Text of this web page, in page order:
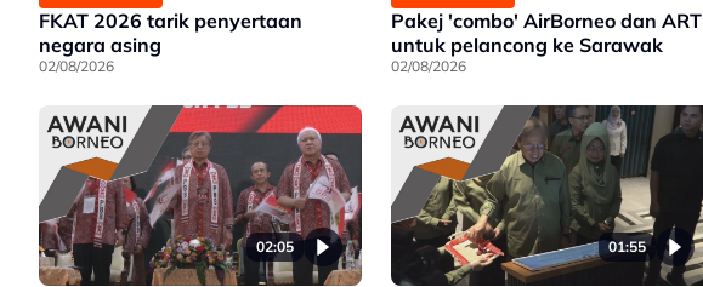
FKAT 2026 tarik penyertaan
negara asing
02/08/2026
Pakej 'combo' AirBorneo dan ART
untuk pelancong ke Sarawak
02/08/2026
02:05 01:55